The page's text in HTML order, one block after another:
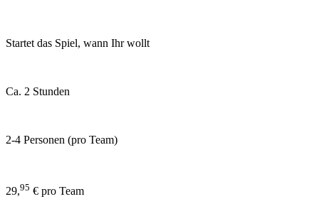
Startet das Spiel, wann Ihr wollt
Ca. 2 Stunden
2-4 Personen (pro Team)
29,95 € pro Team